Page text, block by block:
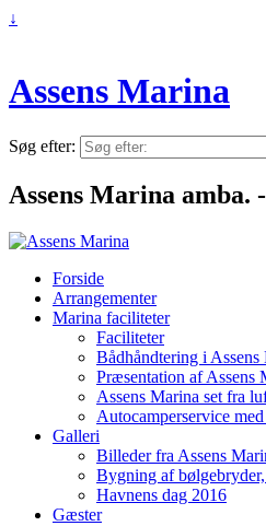
↓
Assens Marina
Søg efter:
Assens Marina amba.
Forside
Arrangementer
Marina faciliteter
Faciliteter
Bådhåndtering i Assens
Præsentation af Assens
Assens Marina set fra
Autocamperservice
Galleri
Billeder fra Assens
Bygning af
Havnens dag 2016
Gæster